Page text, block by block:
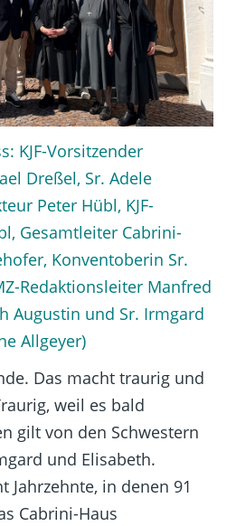
KJF-Vorsitzender
Dreßel, Sr. Adele
Peter Hübl, KJF-
Gesamtleiter Cabrini-
Konventoberin Sr.
Redaktionsleiter Manfred
Augustin und Sr. Irmgard
Allgeyer)
Das macht traurig und
weil es bald
gilt von den Schwestern
und Elisabeth.
Jahrzehnte, in denen 91
Cabrini-Haus